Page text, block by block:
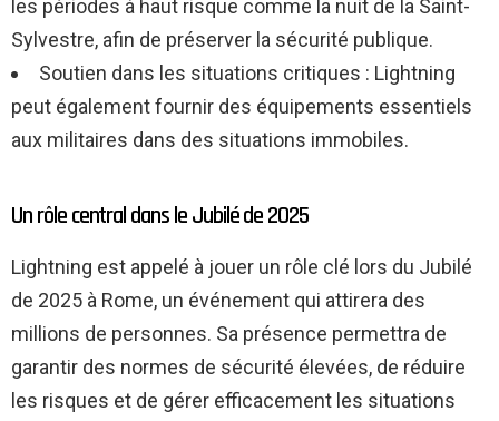
les périodes à haut risque comme la nuit de la Saint-
Sylvestre, afin de préserver la sécurité publique.
Soutien dans les situations critiques : Lightning
peut également fournir des équipements essentiels
aux militaires dans des situations immobiles.
Un rôle central dans le Jubilé de 2025
Lightning est appelé à jouer un rôle clé lors du Jubilé
de 2025 à Rome, un événement qui attirera des
millions de personnes. Sa présence permettra de
garantir des normes de sécurité élevées, de réduire
les risques et de gérer efficacement les situations